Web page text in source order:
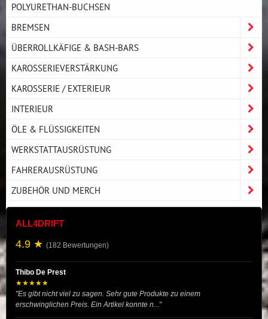
POLYURETHAN-BUCHSEN
BREMSEN
ÜBERROLLKÄFIGE & BASH-BARS
KAROSSERIEVERSTÄRKUNG
KAROSSERIE / EXTERIEUR
INTERIEUR
ÖLE & FLÜSSIGKEITEN
WERKSTATTAUSRÜSTUNG
FAHRERAUSRÜSTUNG
ZUBEHÖR UND MERCH
ALL4DRIFT
4.9 ★ (182 Bewertungen)
Thibo De Prest
★★★★★
"Es gibt nicht viel zu sagen. Sehr gute Produkte zu einem
erschwinglichen Preis. Ein Artikel konnte n..."